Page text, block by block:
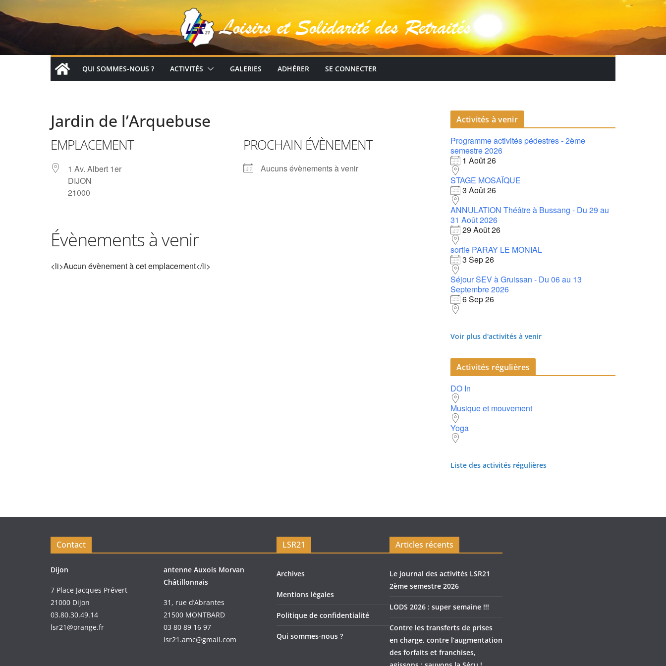
QUI SOMMES-NOUS ? ACTIVITÉS GALERIES ADHÉRER SE CONNECTER
Jardin de l’Arquebuse
EMPLACEMENT
1 Av. Albert 1er
DIJON
21000
PROCHAIN ÉVÈNEMENT
Aucuns évènements à venir
Évènements à venir
<li>Aucun évènement à cet emplacement</li>
Activités à venir
Programme activités pédestres - 2ème
semestre 2026
1 Août 26
STAGE MOSAÏQUE
3 Août 26
ANNULATION Théâtre à Bussang - Du 29 au
31 Août 2026
29 Août 26
sortie PARAY LE MONIAL
3 Sep 26
Séjour SEV à Gruissan - Du 06 au 13
Septembre 2026
6 Sep 26
Voir plus d'activités à venir
Activités régulières
DO In
Musique et mouvement
Yoga
Liste des activités régulières
Contact
Dijon
7 Place Jacques Prévert
21000 Dijon
03.80.30.49.14
lsr21@orange.fr
antenne Auxois Morvan
Châtillonnais
31, rue d’Abrantes
21500 MONTBARD
03 80 89 16 97
lsr21.amc@gmail.com
LSR21
Archives
Mentions légales
Politique de confidentialité
Qui sommes-nous ?
Articles récents
Le journal des activités LSR21
2ème semestre 2026
LODS 2026 : super semaine !!!
Contre les transferts de prises
en charge, contre l’augmentation
des forfaits et franchises,